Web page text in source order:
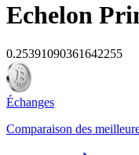
Echelon
0.25391090361642255
Échanges
Comparaison des